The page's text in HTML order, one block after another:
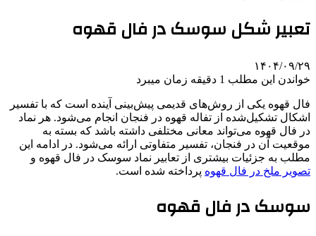
تعبیر شکل سوسک در فال قهوه
۱۴۰۴/۰۹/۲۹
خواندن این مطلب 1 دقیقه زمان میبرد
فال قهوه یکی از روش‌های قدیمی پیش‌بینی آینده است که با تفسیر
اشکال تشکیل‌شده از تفاله قهوه در فنجان انجام می‌شود. هر نماد
در فال قهوه می‌تواند معانی مختلفی داشته باشد که بسته به
موقعیت آن در فنجان، تفسیر متفاوتی ارائه می‌شود. در ادامه این
مطلب به جزئیات بیشتری از تعابیر نماد سوسک در فال قهوه و
تصویر ملخ در فال قهوه پرداخته شده است.
سوسک در فال قهوه